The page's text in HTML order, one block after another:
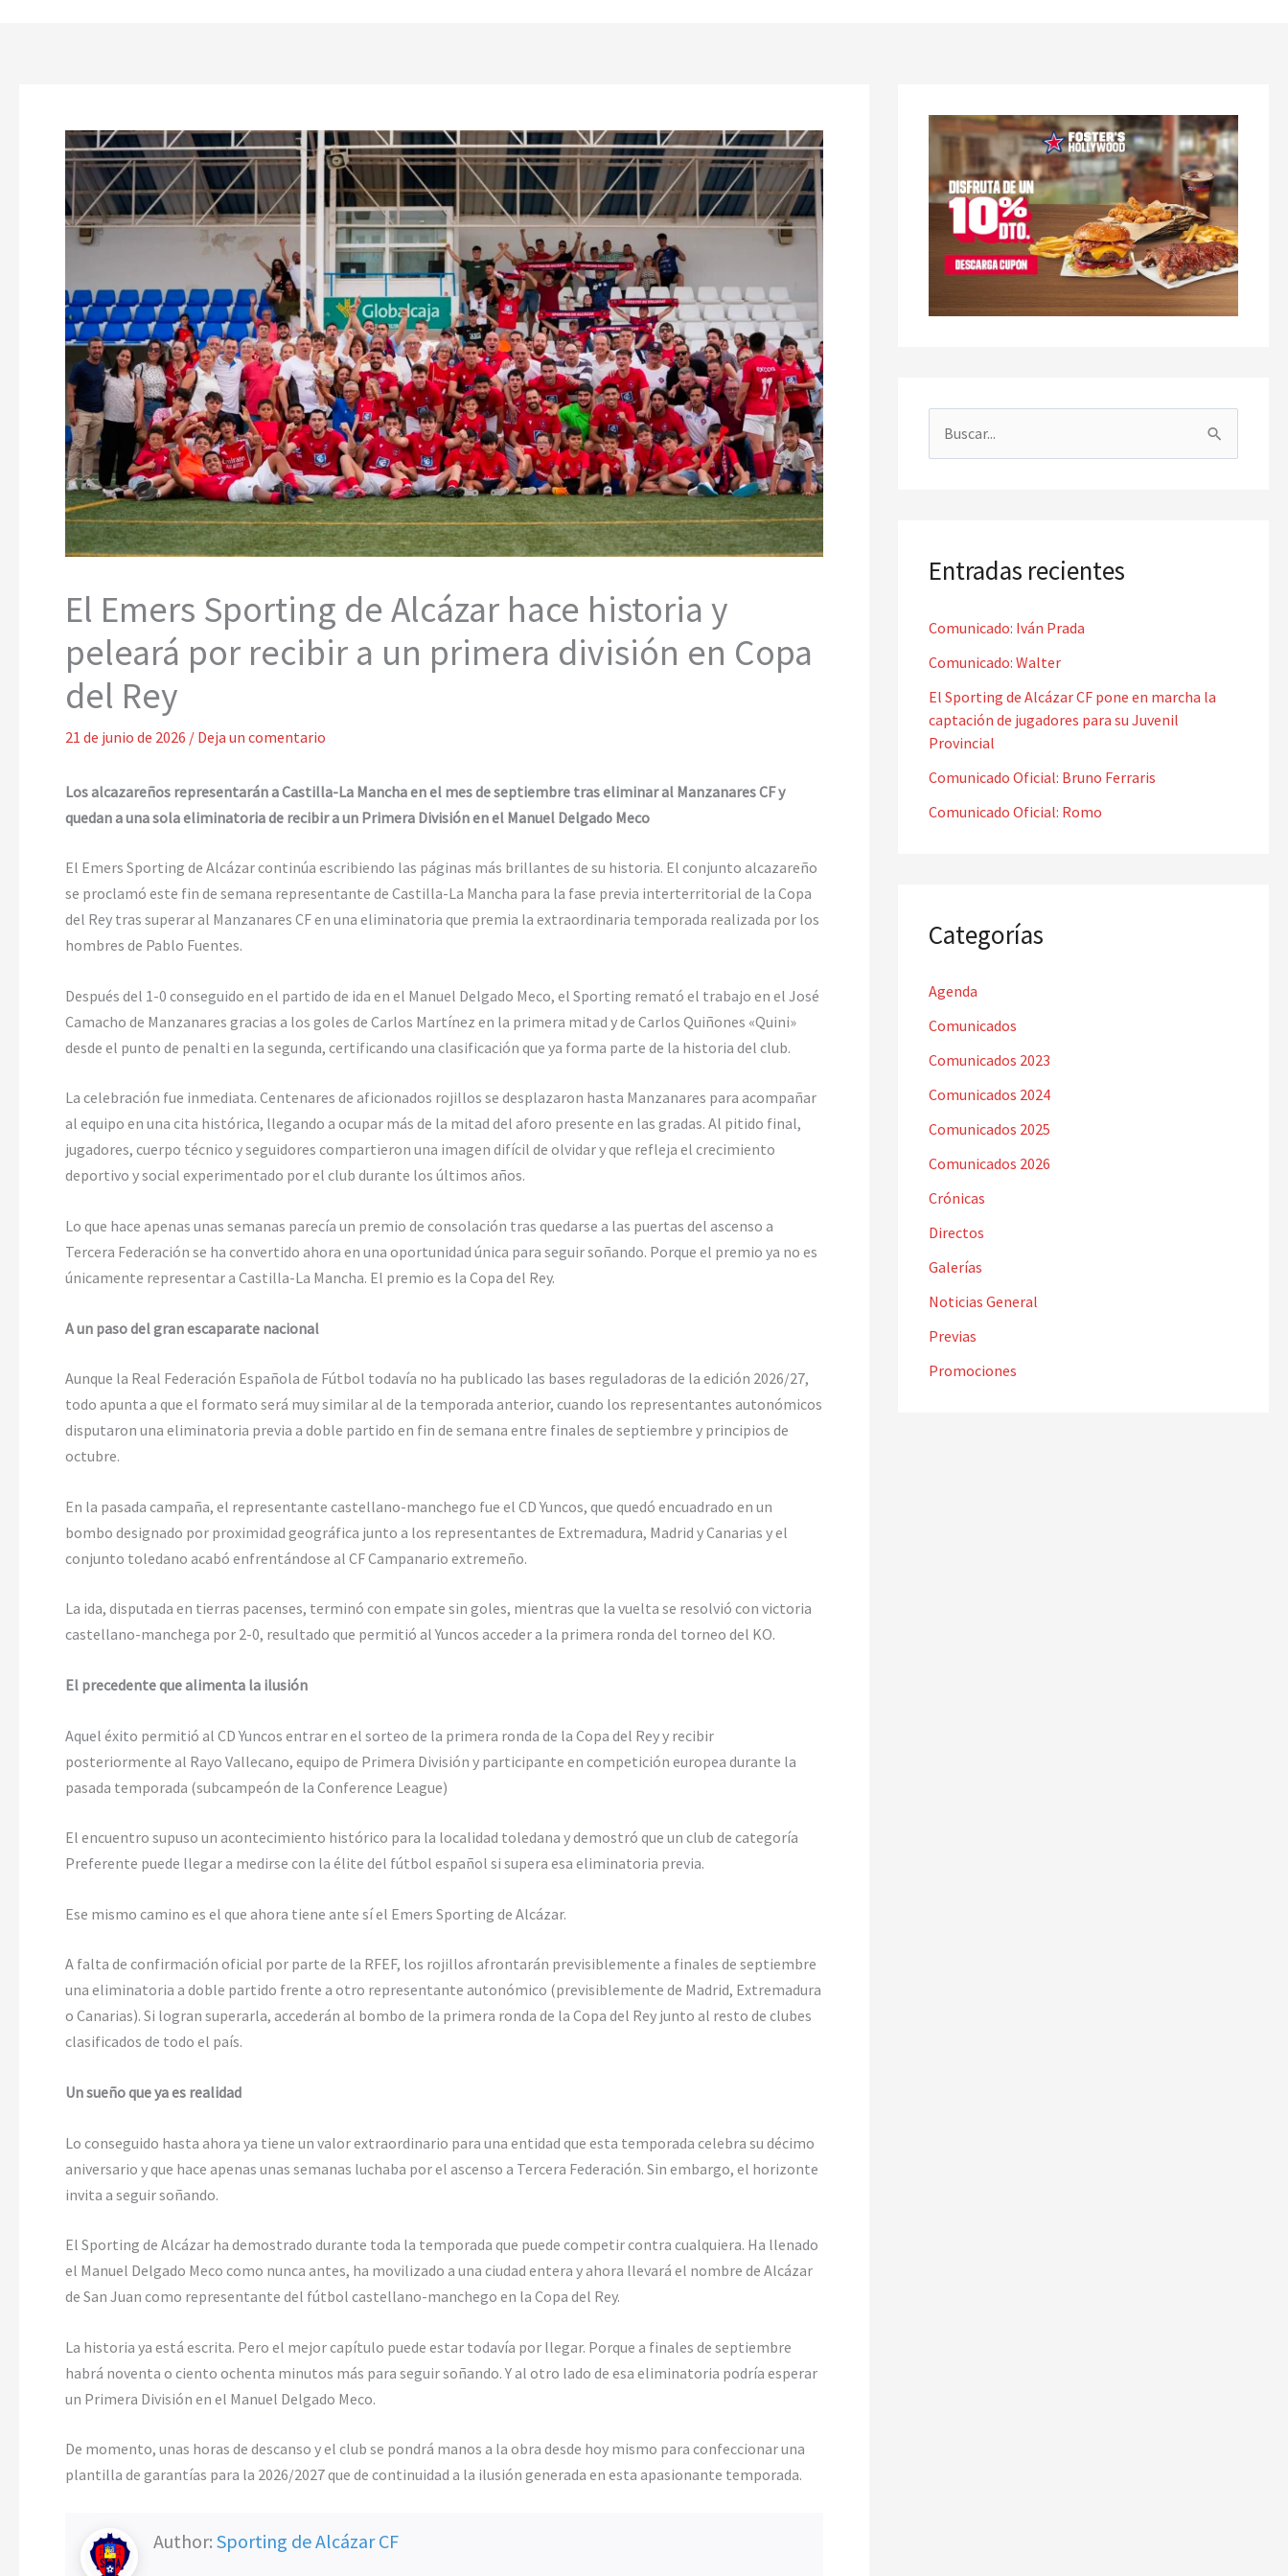
El Emers Sporting de Alcázar hace historia y
peleará por recibir a un primera división en Copa
del Rey
21 de junio de 2026 / Deja un comentario
Los alcazareños representarán a Castilla-La Mancha en el mes de septiembre tras eliminar al Manzanares CF y
quedan a una sola eliminatoria de recibir a un Primera División en el Manuel Delgado Meco
El Emers Sporting de Alcázar continúa escribiendo las páginas más brillantes de su historia. El conjunto alcazareño
se proclamó este fin de semana representante de Castilla-La Mancha para la fase previa interterritorial de la Copa
del Rey tras superar al Manzanares CF en una eliminatoria que premia la extraordinaria temporada realizada por los
hombres de Pablo Fuentes.
Después del 1-0 conseguido en el partido de ida en el Manuel Delgado Meco, el Sporting remató el trabajo en el José
Camacho de Manzanares gracias a los goles de Carlos Martínez en la primera mitad y de Carlos Quiñones «Quini»
desde el punto de penalti en la segunda, certificando una clasificación que ya forma parte de la historia del club.
La celebración fue inmediata. Centenares de aficionados rojillos se desplazaron hasta Manzanares para acompañar
al equipo en una cita histórica, llegando a ocupar más de la mitad del aforo presente en las gradas. Al pitido final,
jugadores, cuerpo técnico y seguidores compartieron una imagen difícil de olvidar y que refleja el crecimiento
deportivo y social experimentado por el club durante los últimos años.
Lo que hace apenas unas semanas parecía un premio de consolación tras quedarse a las puertas del ascenso a
Tercera Federación se ha convertido ahora en una oportunidad única para seguir soñando. Porque el premio ya no es
únicamente representar a Castilla-La Mancha. El premio es la Copa del Rey.
A un paso del gran escaparate nacional
Aunque la Real Federación Española de Fútbol todavía no ha publicado las bases reguladoras de la edición 2026/27,
todo apunta a que el formato será muy similar al de la temporada anterior, cuando los representantes autonómicos
disputaron una eliminatoria previa a doble partido en fin de semana entre finales de septiembre y principios de
octubre.
En la pasada campaña, el representante castellano-manchego fue el CD Yuncos, que quedó encuadrado en un
bombo designado por proximidad geográfica junto a los representantes de Extremadura, Madrid y Canarias y el
conjunto toledano acabó enfrentándose al CF Campanario extremeño.
La ida, disputada en tierras pacenses, terminó con empate sin goles, mientras que la vuelta se resolvió con victoria
castellano-manchega por 2-0, resultado que permitió al Yuncos acceder a la primera ronda del torneo del KO.
El precedente que alimenta la ilusión
Aquel éxito permitió al CD Yuncos entrar en el sorteo de la primera ronda de la Copa del Rey y recibir
posteriormente al Rayo Vallecano, equipo de Primera División y participante en competición europea durante la
pasada temporada (subcampeón de la Conference League)
El encuentro supuso un acontecimiento histórico para la localidad toledana y demostró que un club de categoría
Preferente puede llegar a medirse con la élite del fútbol español si supera esa eliminatoria previa.
Ese mismo camino es el que ahora tiene ante sí el Emers Sporting de Alcázar.
A falta de confirmación oficial por parte de la RFEF, los rojillos afrontarán previsiblemente a finales de septiembre
una eliminatoria a doble partido frente a otro representante autonómico (previsiblemente de Madrid, Extremadura
o Canarias). Si logran superarla, accederán al bombo de la primera ronda de la Copa del Rey junto al resto de clubes
clasificados de todo el país.
Un sueño que ya es realidad
Lo conseguido hasta ahora ya tiene un valor extraordinario para una entidad que esta temporada celebra su décimo
aniversario y que hace apenas unas semanas luchaba por el ascenso a Tercera Federación. Sin embargo, el horizonte
invita a seguir soñando.
El Sporting de Alcázar ha demostrado durante toda la temporada que puede competir contra cualquiera. Ha llenado
el Manuel Delgado Meco como nunca antes, ha movilizado a una ciudad entera y ahora llevará el nombre de Alcázar
de San Juan como representante del fútbol castellano-manchego en la Copa del Rey.
La historia ya está escrita. Pero el mejor capítulo puede estar todavía por llegar. Porque a finales de septiembre
habrá noventa o ciento ochenta minutos más para seguir soñando. Y al otro lado de esa eliminatoria podría esperar
un Primera División en el Manuel Delgado Meco.
De momento, unas horas de descanso y el club se pondrá manos a la obra desde hoy mismo para confeccionar una
plantilla de garantías para la 2026/2027 que de continuidad a la ilusión generada en esta apasionante temporada.
Author: Sporting de Alcázar CF
a
p
o
:
Entradas recientes
Comunicado: Iván Prada
Comunicado: Walter
El Sporting de Alcázar CF pone en marcha la
captación de jugadores para su Juvenil
Provincial
Comunicado Oficial: Bruno Ferraris
Comunicado Oficial: Romo
Categorías
Agenda
Comunicados
Comunicados 2023
Comunicados 2024
Comunicados 2025
Comunicados 2026
Crónicas
Directos
Galerías
Noticias General
Previas
Promociones